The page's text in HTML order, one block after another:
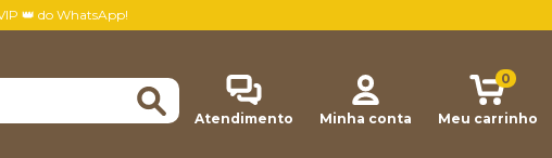
👑 do WhatsApp!
Atendimento Minha conta Meu carrinho
0